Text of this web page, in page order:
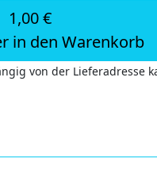
1,00 €
in den Warenkorb
von der Lieferadresse